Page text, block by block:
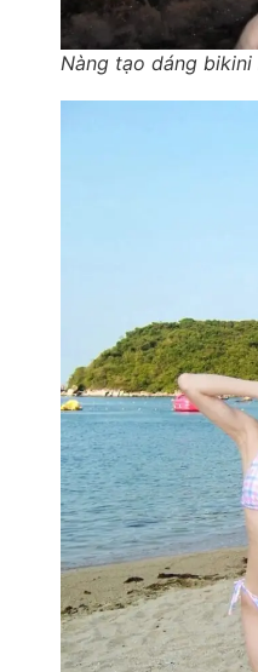
Nàng tạo dáng bikini